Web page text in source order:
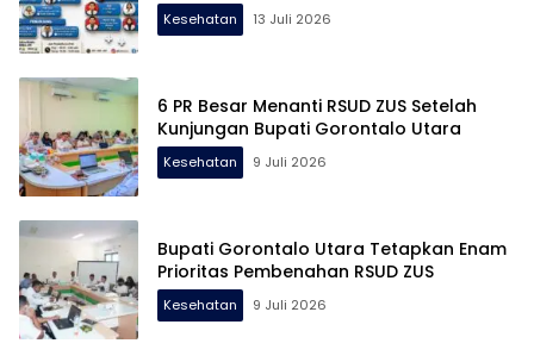
Kesehatan 13 Juli 2026
6 PR Besar Menanti RSUD ZUS Setelah
Kunjungan Bupati Gorontalo Utara
Kesehatan 9 Juli 2026
Bupati Gorontalo Utara Tetapkan Enam
Prioritas Pembenahan RSUD ZUS
Kesehatan 9 Juli 2026